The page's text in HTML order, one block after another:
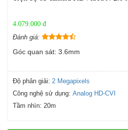
4.079.000 đ
Đánh giá:
Góc quan sát: 3.6mm
Độ phân giải: 2 Megapixels
Công nghệ sử dụng: Analog HD-CVI
Tầm nhìn: 20m